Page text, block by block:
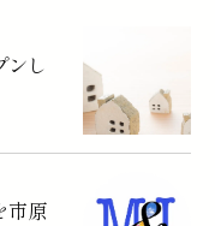
ンし
市原